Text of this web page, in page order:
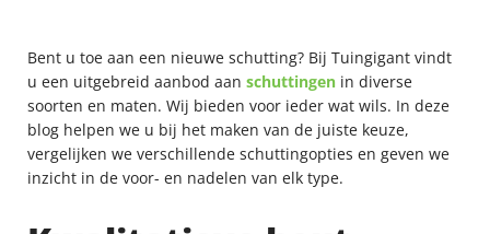
Bent u toe aan een nieuwe schutting? Bij Tuingigant vindt
u een uitgebreid aanbod aan schuttingen in diverse
soorten en maten. Wij bieden voor ieder wat wils. In deze
blog helpen we u bij het maken van de juiste keuze,
vergelijken we verschillende schuttingopties en geven we
inzicht in de voor- en nadelen van elk type.